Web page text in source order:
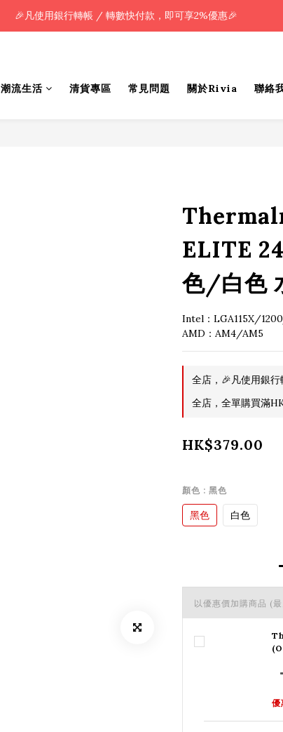
🎉凡使用銀行轉帳 / 轉數快付款，即可享2%優惠🎉
🎉凡使用銀行轉帳 / 轉數快付款，即可享2%優惠🎉
潮流生活 清貨專區 常見問題 關於Rivia 聯絡
ELITE
色/白色
Intel：LGA115X/
AMD：AM4/AM5
全店，🎉凡使用銀
全店，全單購買滿
HK$379.00
顏色 : 黑色
黑色 白色
以優惠價加購商品 (